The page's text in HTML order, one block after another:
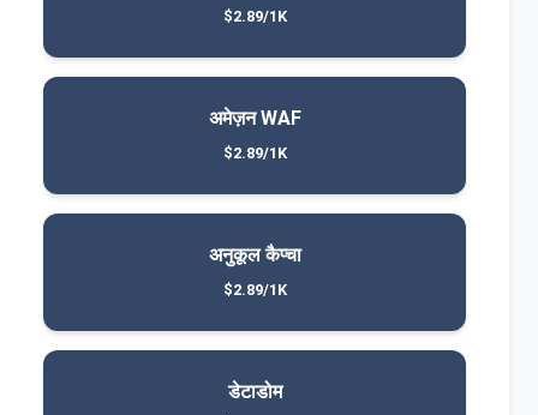
$2.89/1K
अमेज़न WAF
$2.89/1K
अनुकूल कैप्चा
$2.89/1K
डेटाडोम